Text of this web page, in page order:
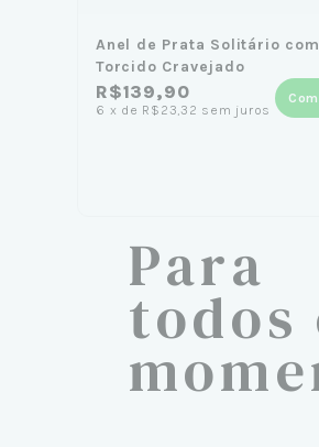
Anel de Prata Solitário
Torcido Cravejado
R$139,90
6 x de R$23,32 sem juros
Para
todos